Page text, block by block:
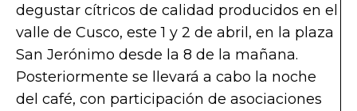
degustar cítricos de calidad producidos en el
valle de Cusco, este 1 y 2 de abril, en la plaza
San Jerónimo desde la 8 de la mañana.
Posteriormente se llevará a cabo la noche
del café, con participación de asociaciones